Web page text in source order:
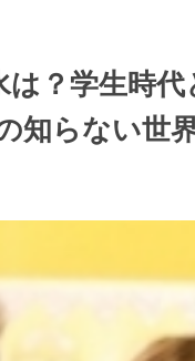
？学生時
知らない世界